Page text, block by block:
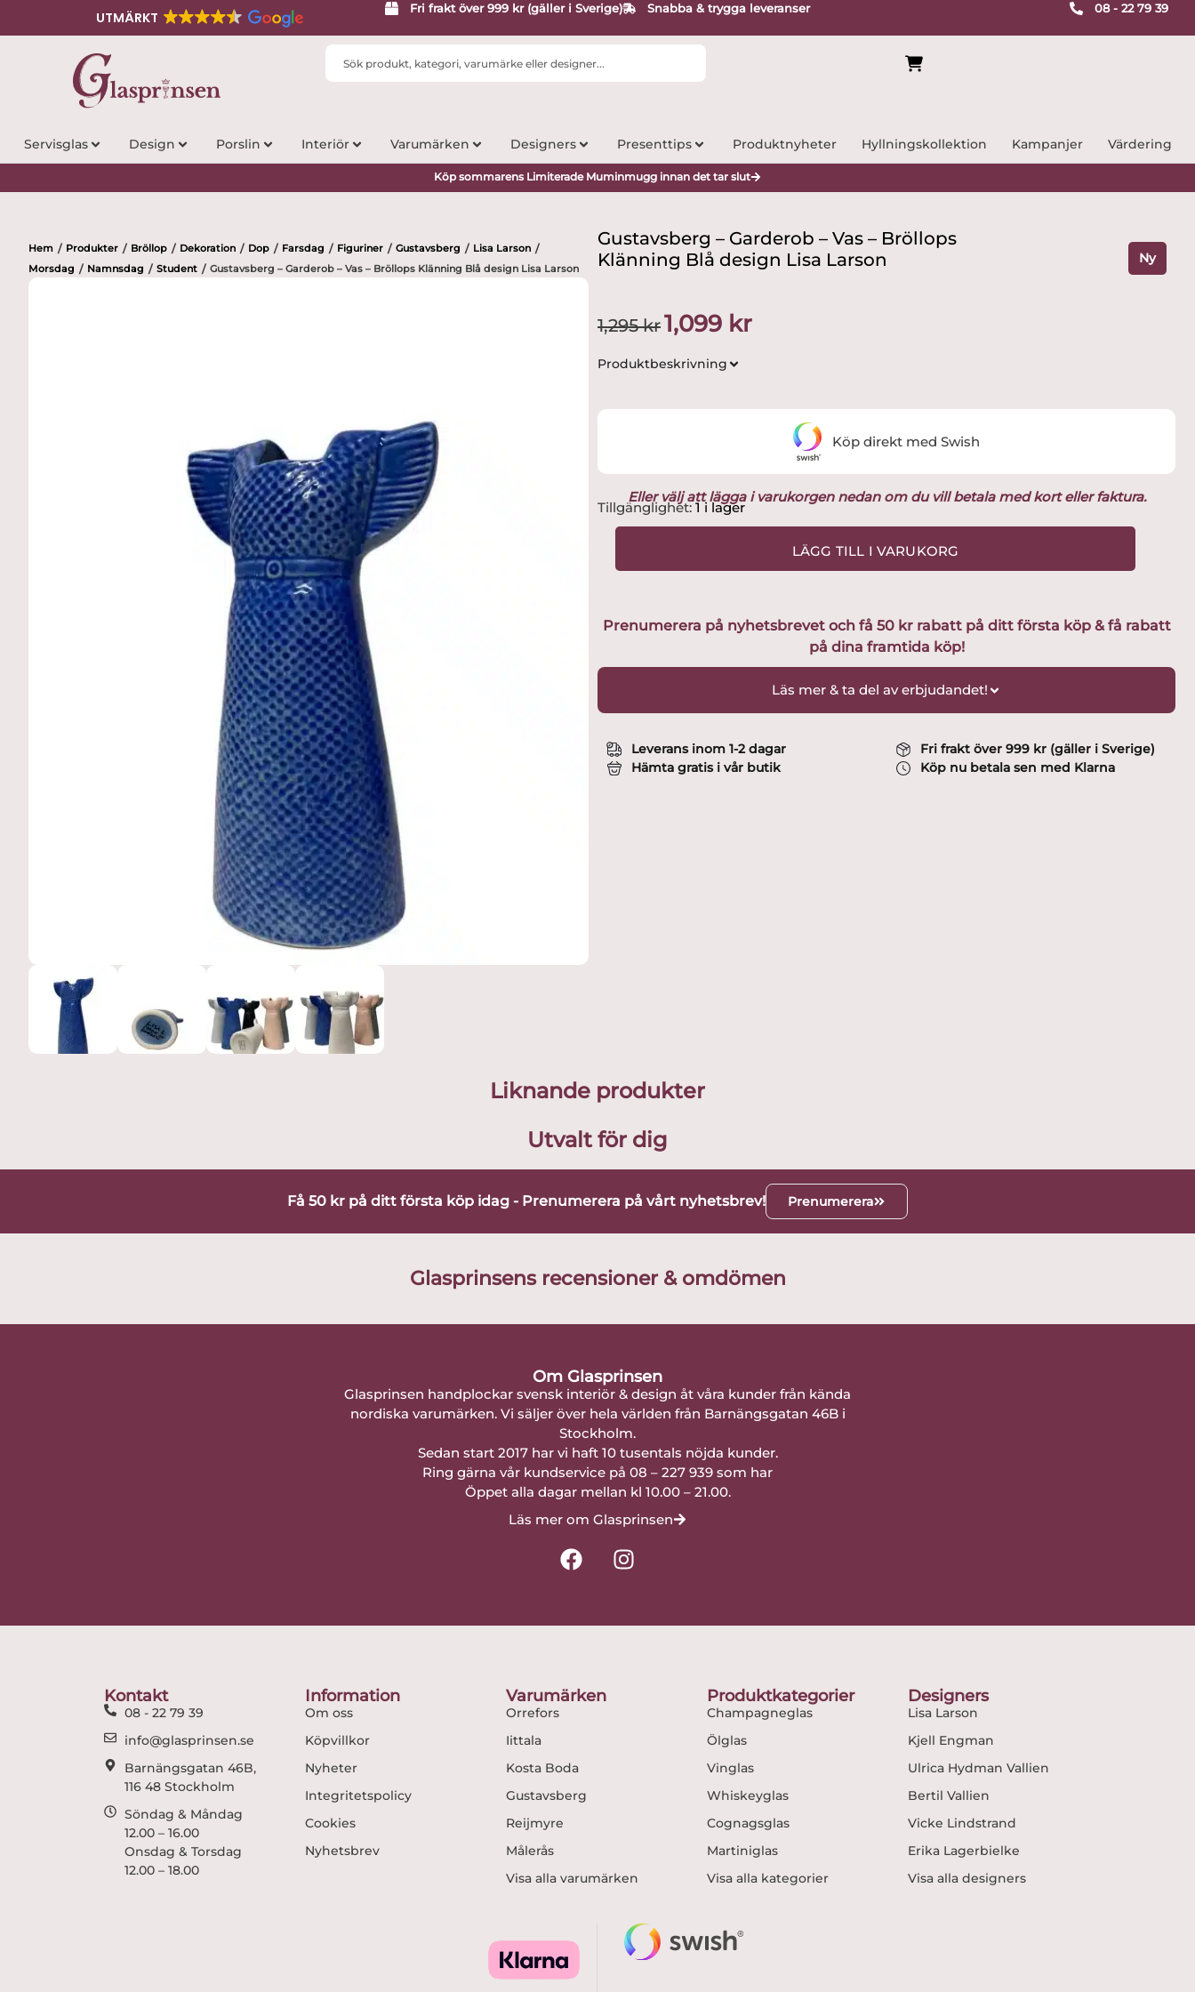
UTMÄRKT
Fri frakt över 999 kr (gäller i Sverige) Snabba & trygga leveranser 08 - 22 79 39
Search
Servisglas Design Porslin Interiör Varumärken Designers Presenttips Produktnyheter Hyllningskollektion Kampanjer Värdering
Köp sommarens Limiterade Muminmugg innan det tar slut
Hem / Produkter / Bröllop / Dekoration / Dop / Farsdag / Figuriner / Gustavsberg / Lisa Larson /
Morsdag / Namnsdag / Student / Gustavsberg – Garderob – Vas – Bröllops Klänning Blå design Lisa Larson
Gustavsberg – Garderob – Vas – Bröllops
Klänning Blå design Lisa Larson
Ny
1,295kr Det
ursprungliga
priset
1,099 krDet
Produktbeskrivning
Eller välj att lägga i varukorgen nedan om du vill betala med kort eller faktura.
Tillgänglighet: 1 i lager
Gustavsberg
Bröllops
Blå
mängd
LÄGG TILL I VARUKORG
Köp direkt med Swish
Prenumerera på nyhetsbrevet och få 50 kr rabatt på ditt första köp & få rabatt
på dina framtida köp!
Läs mer & ta del av erbjudandet!
Leverans inom 1-2 dagar
Hämta gratis i vår butik
Fri frakt över 999 kr (gäller i Sverige)
Köp nu betala sen med Klarna
Liknande produkter
Utvalt för dig
Få 50 kr på ditt första köp idag - Prenumerera på vårt nyhetsbrev! Prenumerera
Glasprinsens recensioner & omdömen
Om Glasprinsen
Glasprinsen handplockar svensk interiör & design åt våra kunder från kända
nordiska varumärken. Vi säljer över hela världen från Barnängsgatan 46B i
Stockholm.
Sedan start 2017 har vi haft 10 tusentals nöjda kunder.
Ring gärna vår kundservice på 08 – 227 939 som har
Öppet alla dagar mellan kl 10.00 – 21.00.
Läs mer om Glasprinsen
F
a
k
I
n
Kontakt
08 - 22 79 39
info@glasprinsen.se
Barnängsgatan 46B,
116 48 Stockholm
Söndag & Måndag
12.00 – 16.00
Onsdag & Torsdag
12.00 – 18.00
Information
Om oss
Köpvillkor
Nyheter
Integritetspolicy
Cookies
Nyhetsbrev
Varumärken
Orrefors
Iittala
Kosta Boda
Gustavsberg
Reijmyre
Målerås
Visa alla varumärken
Produktkategorier
Champagneglas
Ölglas
Vinglas
Whiskeyglas
Cognagsglas
Martiniglas
Visa alla kategorier
Designers
Lisa Larson
Kjell Engman
Ulrica Hydman Vallien
Bertil Vallien
Vicke Lindstrand
Erika Lagerbielke
Visa alla designers